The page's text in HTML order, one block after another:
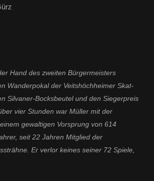
Hand des zweiten Bürgermeisters
Wanderpokal der Veitshöchheimer Skat-
Silvaner-Bocksbeutel und den Siegerpreis
vier Stunden war Müller mit der
gewaltigen Vorsprung von 614
seit 22 Jahren Mitglied der
Er verlor keines seiner 72 Spiele,